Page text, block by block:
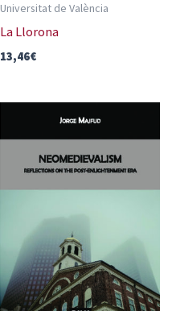
Universitat de València
La Llorona
13,46€